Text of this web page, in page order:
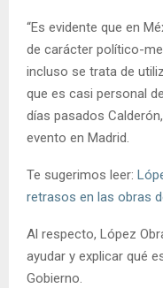
“Es evidente que en
de carácter político-
incluso se trata de
que es casi personal
días pasados
evento en Madrid.
Te sugerimos leer:
retrasos en las obras
Al respecto, López
ayudar y explicar qué
Gobierno.